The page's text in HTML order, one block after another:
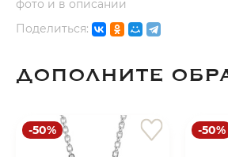
фото и в описании
Поделиться:
ДОПОЛНИТЕ
-50% -50%